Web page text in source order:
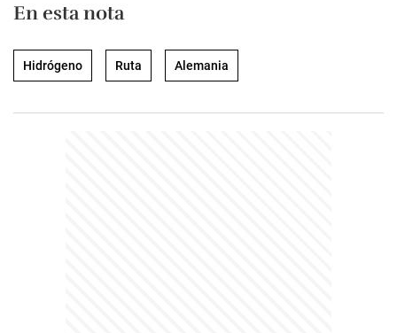
En esta nota
Hidrógeno Ruta Alemania